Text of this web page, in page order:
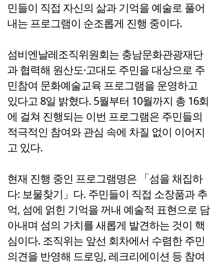
민들이 직접 자신의 삶과 기억을 예술로 풀어
내는 프로그램이 순조롭게 진행 중이다.
섬비엔날레조직위원회는 충남문화관광재단
과 협력해 원산도·고대도 주민을 대상으로 주
민참여 문화예술교육 프로그램을 운영하고
있다고 8일 밝혔다. 5월부터 10월까지 총 16회
에 걸쳐 진행되는 이번 프로그램은 주민들의
적극적인 참여와 관심 속에 차질 없이 이어지
고 있다.
현재 진행 중인 프로그램명은 「섬을 채집하
다: 보물찾기」다. 주민들이 직접 소장품과 추
억, 섬에 얽힌 기억을 꺼내 예술적 표현으로 담
아내며 섬의 가치를 새롭게 발견하는 것이 핵
심이다. 조직위는 앞선 회차에서 수렴한 주민
의견을 반영해 드로잉, 레크리에이션 등 참여